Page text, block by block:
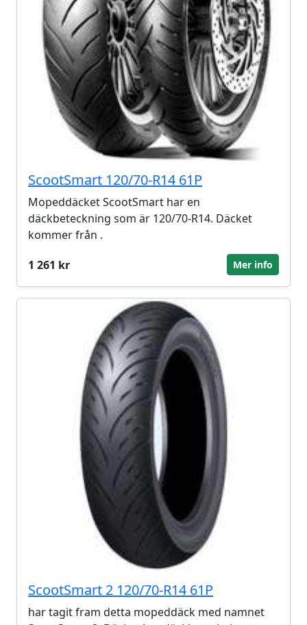
ScootSmart 120/70-R14 61P
Mopeddäcket ScootSmart har en
däckbeteckning som är 120/70-R14. Däcket
kommer från .
1 261 kr
Mer info
ScootSmart 2 120/70-R14 61P
har tagit fram detta mopeddäck med namnet